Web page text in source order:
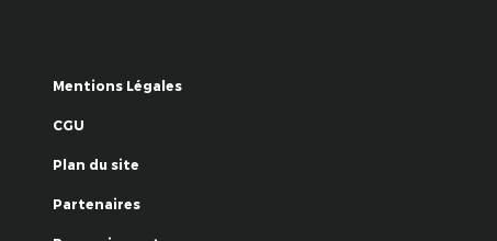
Mentions Légales
CGU
Plan du site
Partenaires